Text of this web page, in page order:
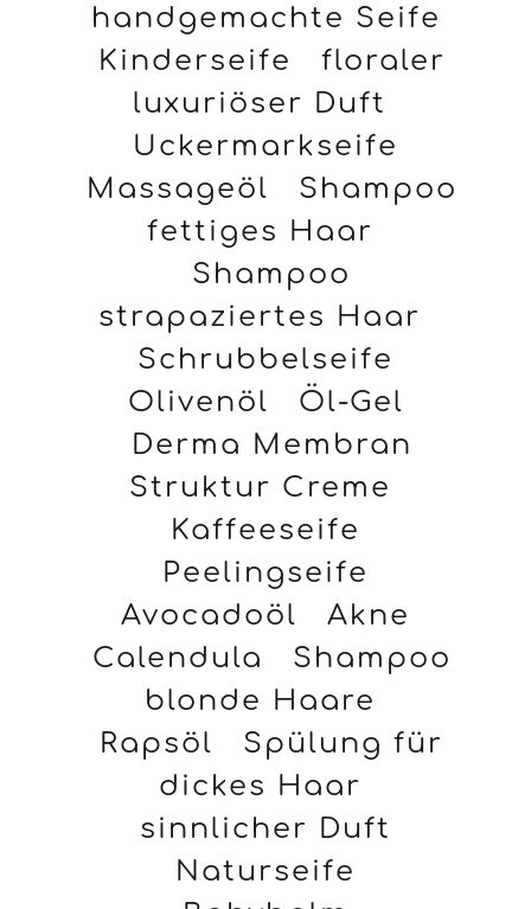
handgemachte Seife
Kinderseife
floraler
luxuriöser Duft
Uckermarkseife
Massageöl
Shampoo
fettiges Haar
Shampoo
strapaziertes Haar
Schrubbelseife
Olivenöl
Öl-Gel
Derma Membran
Struktur Creme
Kaffeeseife
Peelingseife
Avocadoöl
Akne
Calendula
Shampoo
blonde Haare
Rapsöl
Spülung für
dickes Haar
sinnlicher Duft
Naturseife